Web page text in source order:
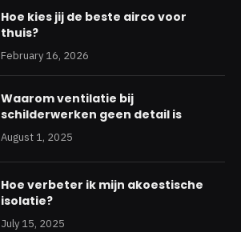
Hoe kies jij de beste airco voor
thuis?
February 16, 2026
Waarom ventilatie bij
schilderwerken geen detail is
August 1, 2025
Hoe verbeter ik mijn akoestische
isolatie?
July 15, 2025